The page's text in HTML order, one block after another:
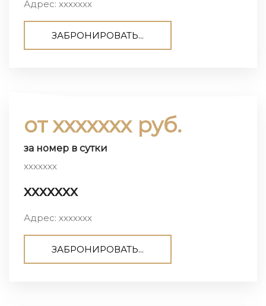
Адрес: ххххххх
ЗАБРОНИРОВАТЬ...
от ххххххх руб.
за номер в сутки
ххххххх
ххххххх
Адрес: ххххххх
ЗАБРОНИРОВАТЬ...